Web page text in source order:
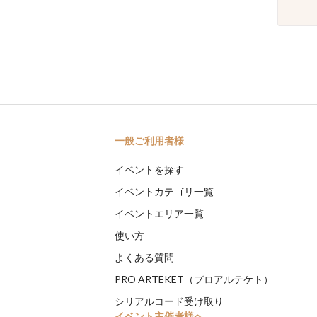
一般ご利用者様
イベントを探す
イベントカテゴリ一覧
イベントエリア一覧
使い方
よくある質問
PRO ARTEKET（プロアルテケト）
シリアルコード受け取り